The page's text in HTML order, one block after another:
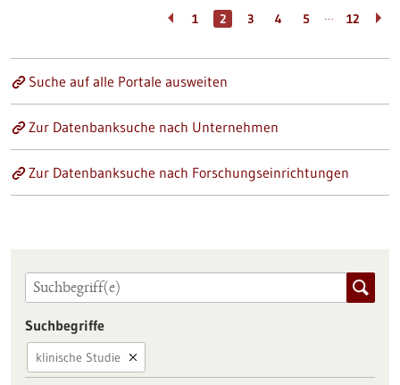
1 2 3 4 5 … 12
Suche auf alle Portale ausweiten
Zur Datenbanksuche nach Unternehmen
Zur Datenbanksuche nach Forschungseinrichtungen
Suchbegriffe
klinische Studie